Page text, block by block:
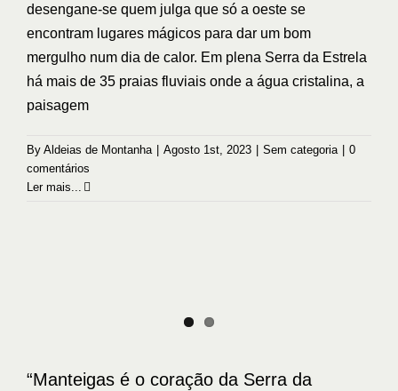
desengane-se quem julga que só a oeste se
encontram lugares mágicos para dar um bom
mergulho num dia de calor. Em plena Serra da Estrela
há mais de 35 praias fluviais onde a água cristalina, a
paisagem
By Aldeias de Montanha | Agosto 1st, 2023 | Sem categoria | 0
comentários
Ler mais...“Manteigas é o coração da Serra da
“Manteigas é o coração da Serra da